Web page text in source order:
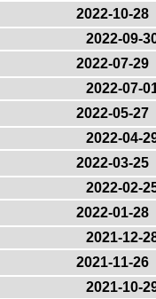
2022-10-28
2022-09-
2022-07-29
2022-07-
2022-05-27
2022-04-
2022-03-25
2022-02-
2022-01-28
2021-12-
2021-11-26
2021-10-